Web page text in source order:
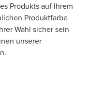
Produkts auf Ihrem
Produktfarbe
Wahl sicher sein
unserer